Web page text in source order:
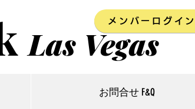
Las Vegas
メンバーログイン
お問合せ F&Q